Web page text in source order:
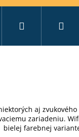
set
aj zvukového
zariadeniu. Wifi
bielej farebnej